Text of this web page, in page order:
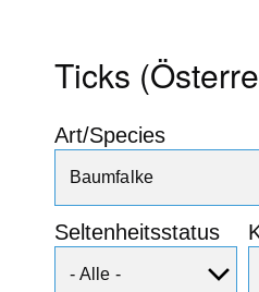
Ticks
Art/Species
Seltenheitsstatus